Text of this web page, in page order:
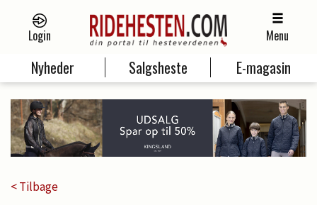
Login Menu
Nyheder Salgsheste E-magasin
< Tilbage